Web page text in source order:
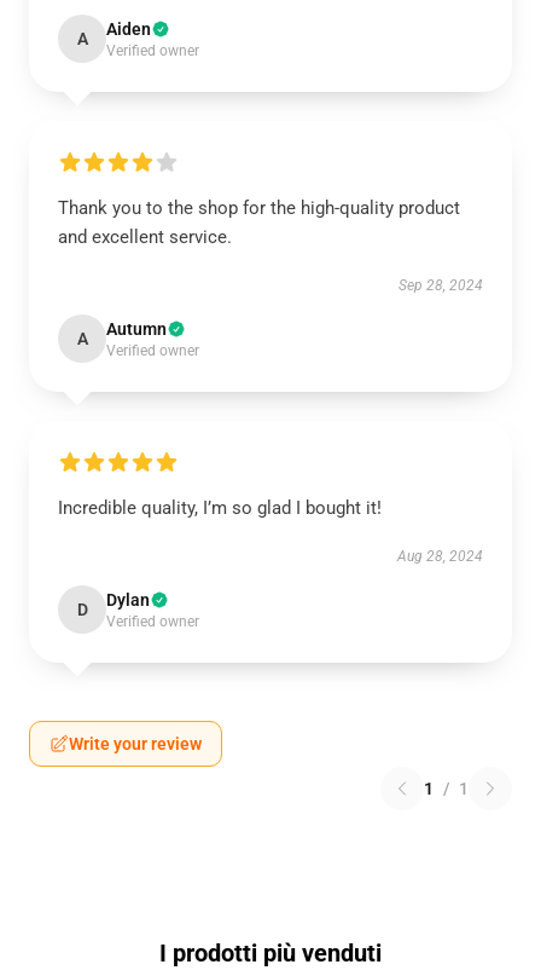
A Aiden
Verified owner
Thank you to the shop for the high-quality product
and excellent service.
Sep 28, 2024
A Autumn
Verified owner
Incredible quality, I’m so glad I bought it!
Aug 28, 2024
D Dylan
Verified owner
Write your review
1 / 1
I prodotti più venduti